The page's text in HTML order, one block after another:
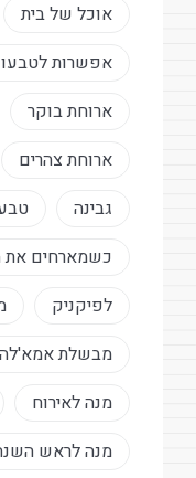
אוכל של בית
אפשרות
ארוחת בוקר
ארוחת צהרים
גבינה
כשמארחים את
לפיקניק
מבשלת אמא'לה
מנה לאירוח
מנה לראש